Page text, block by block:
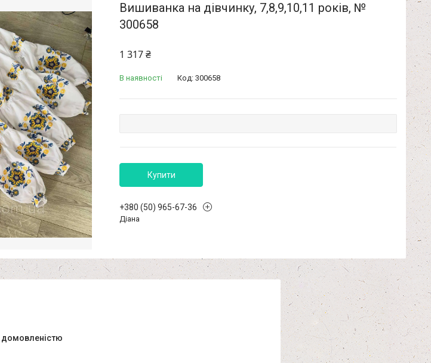
Вишиванка на дівчинку, 7,8,9,10,11 років, №
300658
1 317 ₴
В наявності Код: 300658
Купити
+380 (50) 965-67-36
Діана
домовленістю